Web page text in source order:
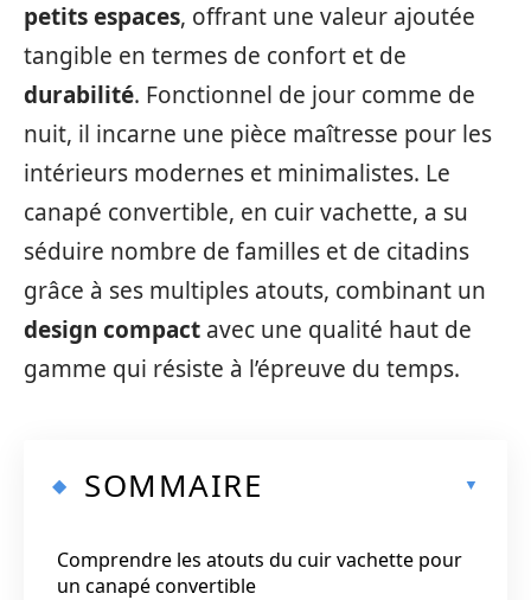
petits espaces, offrant une valeur ajoutée
tangible en termes de confort et de
durabilité. Fonctionnel de jour comme de
nuit, il incarne une pièce maîtresse pour les
intérieurs modernes et minimalistes. Le
canapé convertible, en cuir vachette, a su
séduire nombre de familles et de citadins
grâce à ses multiples atouts, combinant un
design compact avec une qualité haut de
gamme qui résiste à l’épreuve du temps.
SOMMAIRE
Comprendre les atouts du cuir vachette pour
un canapé convertible